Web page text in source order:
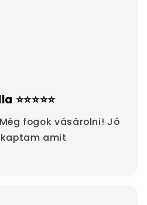
fogok vásárolni! Jó
amit